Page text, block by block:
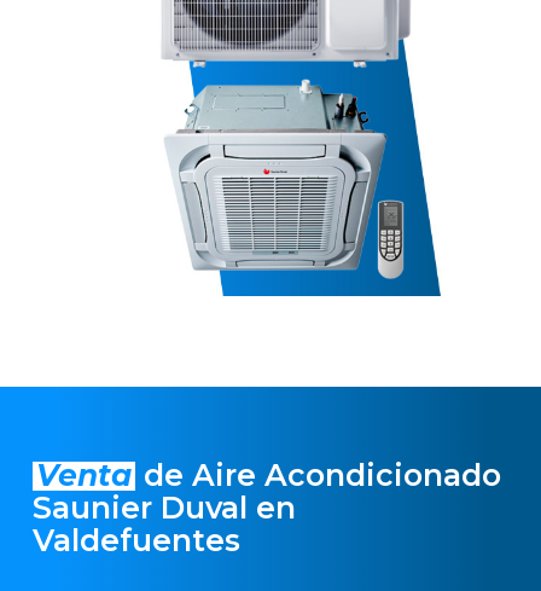
Venta de Aire Acondicionado
Saunier Duval en
Valdefuentes